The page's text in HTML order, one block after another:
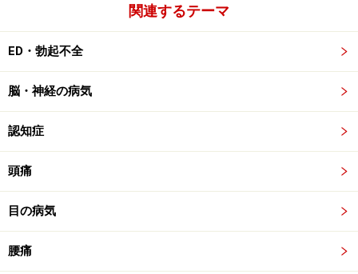
関連するテーマ
ED・勃起不全
脳・神経の病気
認知症
頭痛
目の病気
腰痛